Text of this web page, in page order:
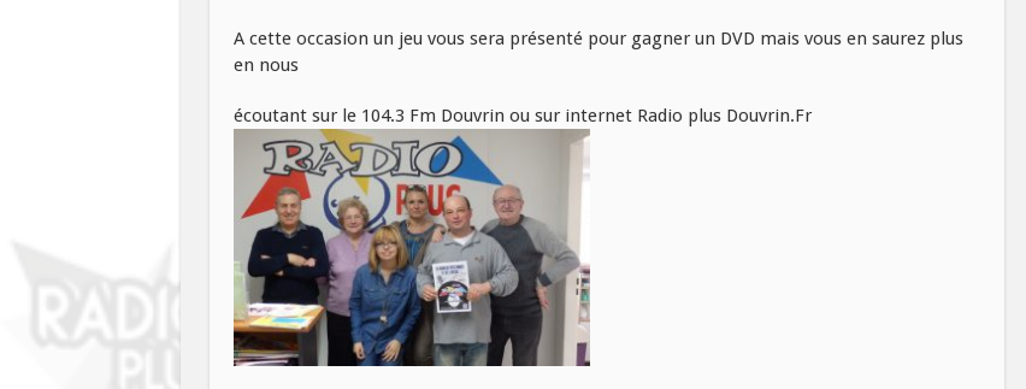
A cette occasion un jeu vous sera présenté pour gagner un DVD mais vous en saurez plus
en nous
écoutant sur le 104.3 Fm Douvrin ou sur internet Radio plus Douvrin.Fr